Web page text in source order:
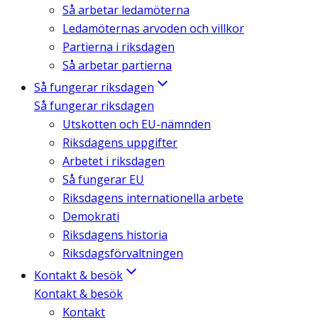
Så arbetar ledamöterna
Ledamöternas arvoden och villkor
Partierna i riksdagen
Så arbetar partierna
Så fungerar riksdagen
Så fungerar riksdagen
Utskotten och EU-nämnden
Riksdagens uppgifter
Arbetet i riksdagen
Så fungerar EU
Riksdagens internationella arbete
Demokrati
Riksdagens historia
Riksdagsförvaltningen
Kontakt & besök
Kontakt & besök
Kontakt